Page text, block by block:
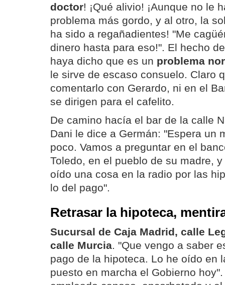
doctor! ¡Qué alivio! ¡Aunque no le
problema más gordo, y al otro, la
ha sido a regañadientes! "Me
dinero hasta para eso!". El hecho
haya dicho que es un problema
le sirve de escaso consuelo. Claro
comentarlo con Gerardo, ni en el
se dirigen para el cafelito.
De camino hacía el bar de la calle
Dani le dice a Germán: "Espera un
poco. Vamos a preguntar en el
Toledo, en el pueblo de su madre,
oído una cosa en la radio por las
lo del pago".
Retrasar la hipoteca,
Sucursal de Caja Madrid, calle
calle Murcia. "Que vengo a saber
pago de la hipoteca. Lo he oído en
puesto en marcha el Gobierno